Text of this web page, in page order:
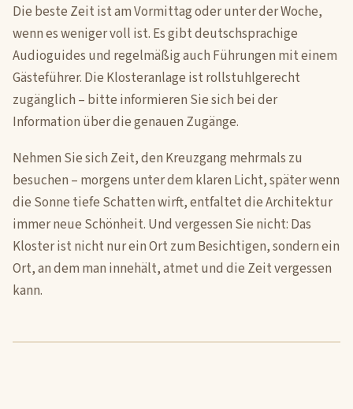
Die beste Zeit ist am Vormittag oder unter der Woche,
wenn es weniger voll ist. Es gibt deutschsprachige
Audioguides und regelmäßig auch Führungen mit einem
Gästeführer. Die Klosteranlage ist rollstuhlgerecht
zugänglich – bitte informieren Sie sich bei der
Information über die genauen Zugänge.
Nehmen Sie sich Zeit, den Kreuzgang mehrmals zu
besuchen – morgens unter dem klaren Licht, später wenn
die Sonne tiefe Schatten wirft, entfaltet die Architektur
immer neue Schönheit. Und vergessen Sie nicht: Das
Kloster ist nicht nur ein Ort zum Besichtigen, sondern ein
Ort, an dem man innehält, atmet und die Zeit vergessen
kann.